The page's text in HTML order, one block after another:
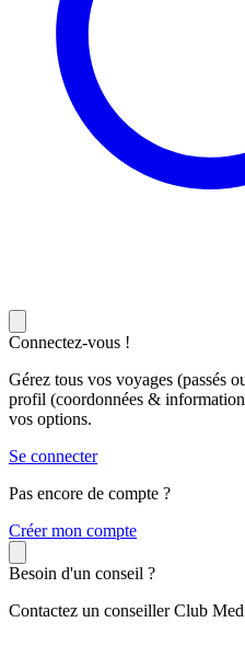
Connectez-vous !
Gérez tous vos voyages (passés
profil (coordonnées &
vos options.
Se connecter
Pas encore de compte ?
Créer mon compte
Besoin d'un conseil ?
Contactez un conseiller Club Med